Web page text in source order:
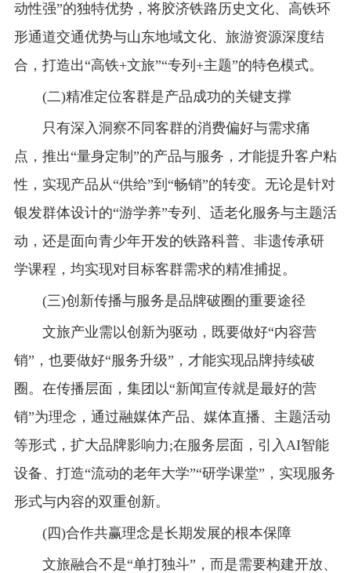
动性强”的独特优势，将胶济铁路历史文化、高铁环
形通道交通优势与山东地域文化、旅游资源深度结
合，打造出“高铁+文旅”“专列+主题”的特色模式。
(二)精准定位客群是产品成功的关键支撑
只有深入洞察不同客群的消费偏好与需求痛
点，推出“量身定制”的产品与服务，才能提升客户粘
性，实现产品从“供给”到“畅销”的转变。无论是针对
银发群体设计的“游学养”专列、适老化服务与主题活
动，还是面向青少年开发的铁路科普、非遗传承研
学课程，均实现对目标客群需求的精准捕捉。
(三)创新传播与服务是品牌破圈的重要途径
文旅产业需以创新为驱动，既要做好“内容营
销”，也要做好“服务升级”，才能实现品牌持续破
圈。在传播层面，集团以“新闻宣传就是最好的营
销”为理念，通过融媒体产品、媒体直播、主题活动
等形式，扩大品牌影响力;在服务层面，引入AI智能
设备、打造“流动的老年大学”“研学课堂”，实现服务
形式与内容的双重创新。
(四)合作共赢理念是长期发展的根本保障
文旅融合不是“单打独斗”，而是需要构建开放、